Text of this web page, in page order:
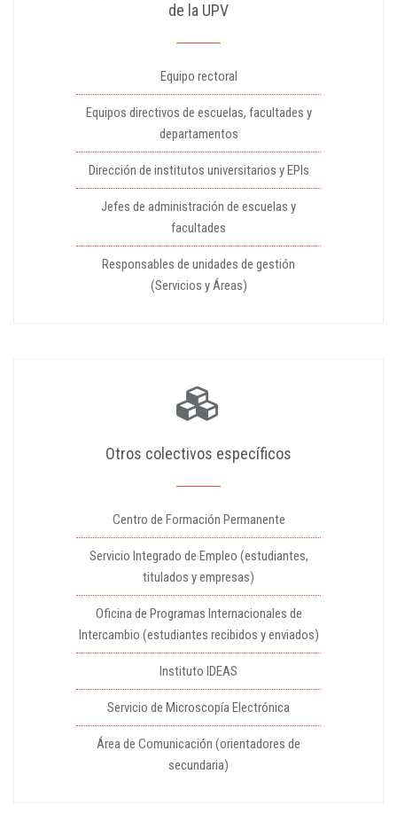
de la UPV
Equipo rectoral
Equipos directivos de escuelas, facultades y
departamentos
Dirección de institutos universitarios y EPIs
Jefes de administración de escuelas y
facultades
Responsables de unidades de gestión
(Servicios y Áreas)
Otros colectivos específicos
Centro de Formación Permanente
Servicio Integrado de Empleo (estudiantes,
titulados y empresas)
Oficina de Programas Internacionales de
Intercambio (estudiantes recibidos y enviados)
Instituto IDEAS
Servicio de Microscopía Electrónica
Área de Comunicación (orientadores de
secundaria)